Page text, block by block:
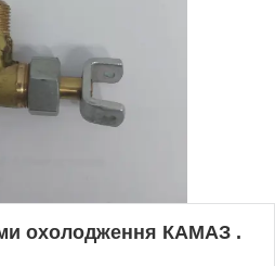
охолодження КАМАЗ .